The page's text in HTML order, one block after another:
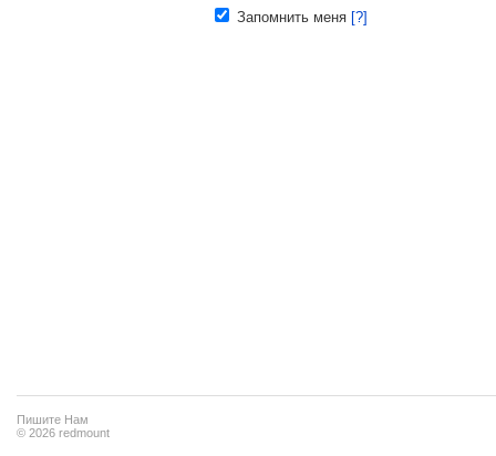
Запомнить меня [?]
Пишите Нам
© 2026 redmount